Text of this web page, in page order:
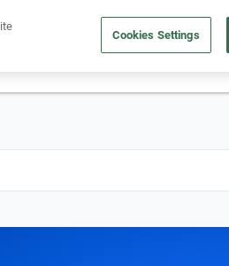
Cuida tu auto Nosotros
Cookies Settings